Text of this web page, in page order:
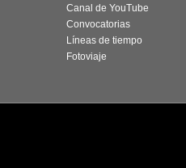
Canal de YouTube
Convocatorias
Líneas de tiempo
Fotoviaje